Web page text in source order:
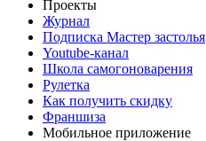
Проекты
Журнал
Подписка Мастер застолья
Youtube-канал
Школа самогоноварения
Рулетка
Как получить скидку
Франшиза
Мобильное приложение